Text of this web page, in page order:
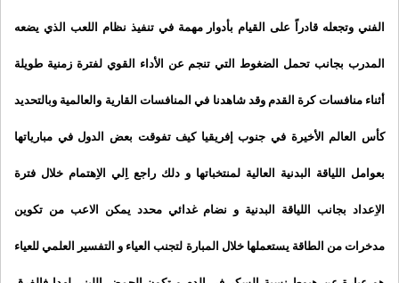
الفني وتجعله قادراً على القيام بأدوار مهمة في تنفيذ نظام اللعب الذي يضعه
المدرب بجانب تحمل الضغوط التي تنجم عن الأداء القوي لفترة زمنية طويلة
أثناء منافسات كرة القدم وقد شاهدنا في المنافسات القارية والعالمية وبالتحديد
كأس العالم الأخيرة في جنوب إفريقيا كيف تفوقت بعض الدول في مبارياتها
بعوامل اللياقة البدنية العالية لمنتخباتها و دلك راجع اِلي الاِهتمام خلال فترة
الاِعداد بجانب اللياقة البدنية و نضام غدائي محدد يمكن الاعب من تكوين
مدخرات من الطاقة يستعملها خلال المبارة لتجنب العياء و التفسير العلمي للعياء